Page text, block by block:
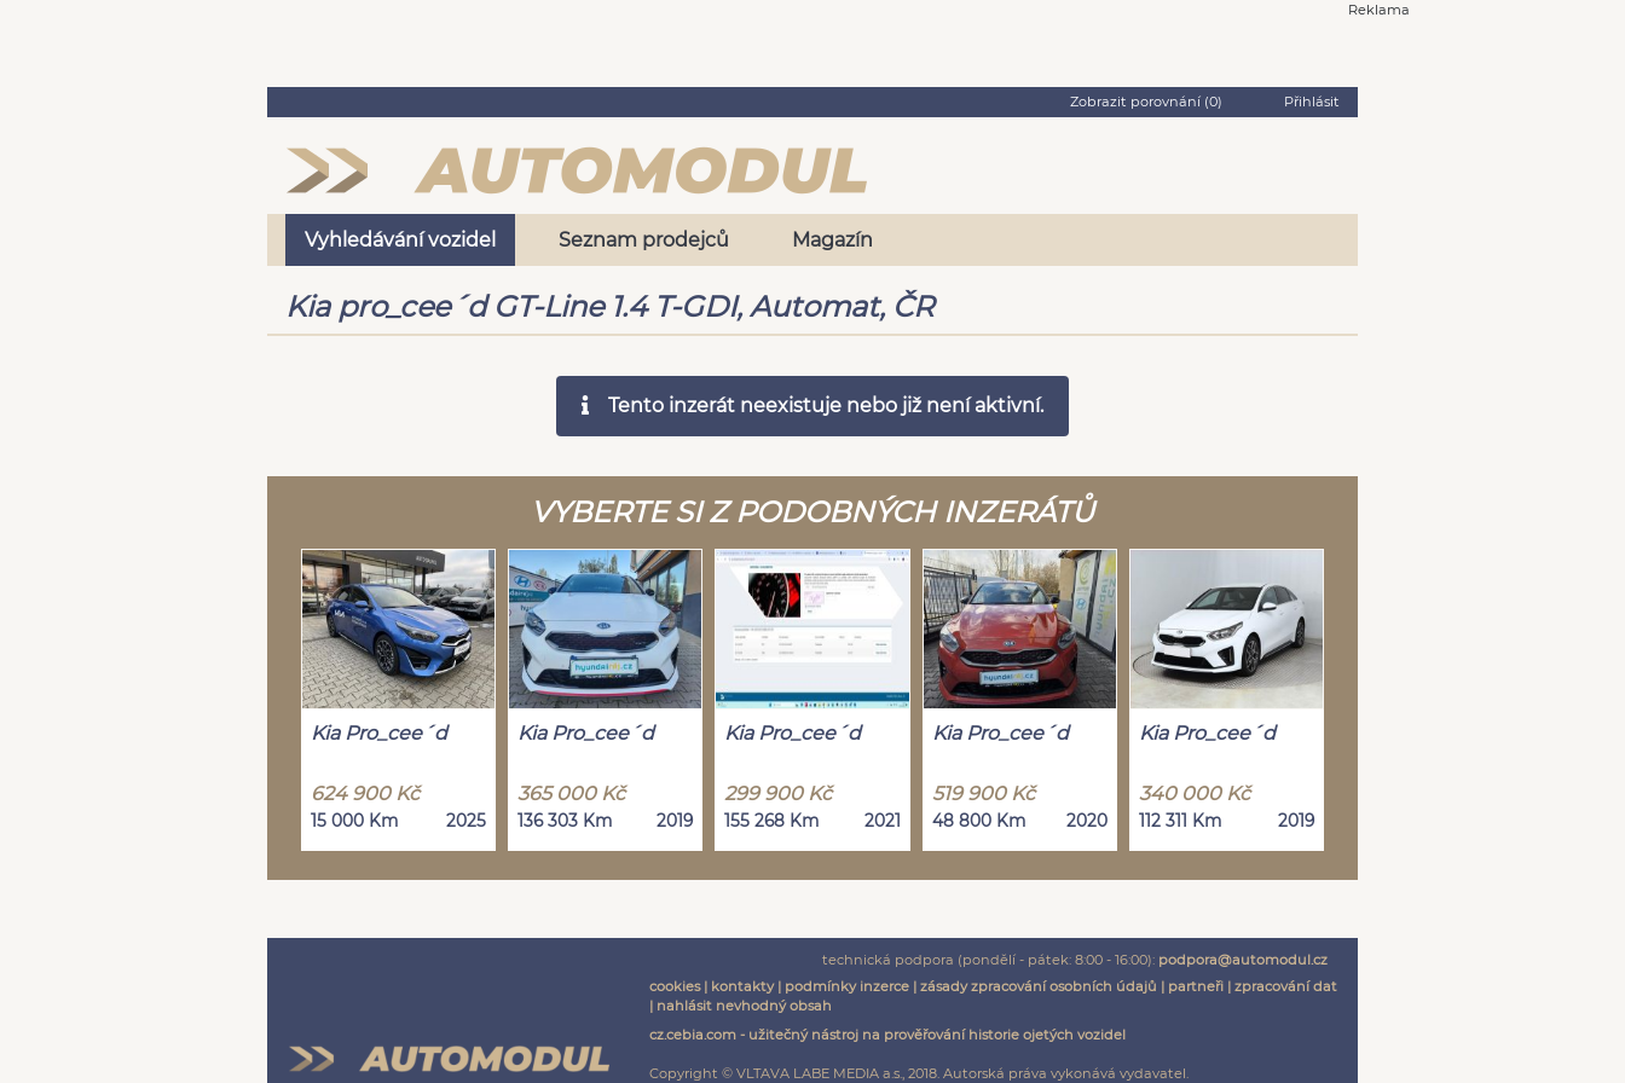
Reklama
Zobrazit porovnání (0) Přihlásit
Vyhledávání vozidel Seznam prodejců Magazín
Kia pro_cee´d GT-Line 1.4 T-GDI, Automat, ČR
Tento inzerát neexistuje nebo již není aktivní.
VYBERTE SI Z PODOBNÝCH INZERÁTŮ
Kia Pro_cee´d
624 900 Kč
15 000 Km 2025
Kia Pro_cee´d
365 000 Kč
136 303 Km 2019
Kia Pro_cee´d
299 900 Kč
155 268 Km 2021
Kia Pro_cee´d
519 900 Kč
48 800 Km 2020
Kia Pro_cee´d
340 000 Kč
112 311 Km 2019
technická podpora (pondělí - pátek: 8:00 - 16:00): podpora@automodul.cz
cookies| kontakty| podmínky inzerce| zásady zpracování osobních údajů | partneři| zpracování dat
| nahlásit nevhodný obsah
cz.cebia.com - užitečný nástroj na prověřování historie ojetých vozidel
Copyright © VLTAVA LABE MEDIA a.s., 2018. Autorská práva vykonává vydavatel.